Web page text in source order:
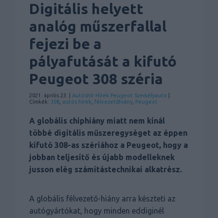
Digitális helyett
analóg műszerfallal
fejezi be a
pályafutását a kifutó
Peugeot 308 széria
2021. április 23. | Autóshír Hírek Peugeot Személyauto
Címkék: 308 autós hírek félvezetőhiány Peugeot
A globális chiphiány miatt nem kínál
többé digitális műszeregységet az éppen
kifutó 308-as szériához a Peugeot, hogy a
jobban teljesítő és újabb modelleknek
jusson elég számítástechnikai alkatrész.
A globális félvezető-hiány arra készteti az
autógyártókat, hogy minden eddiginél